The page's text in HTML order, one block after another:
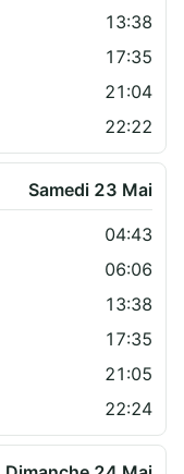
13:38
17:35
21:04
22:22
Samedi 23 Mai
04:43
06:06
13:38
17:35
21:05
22:24